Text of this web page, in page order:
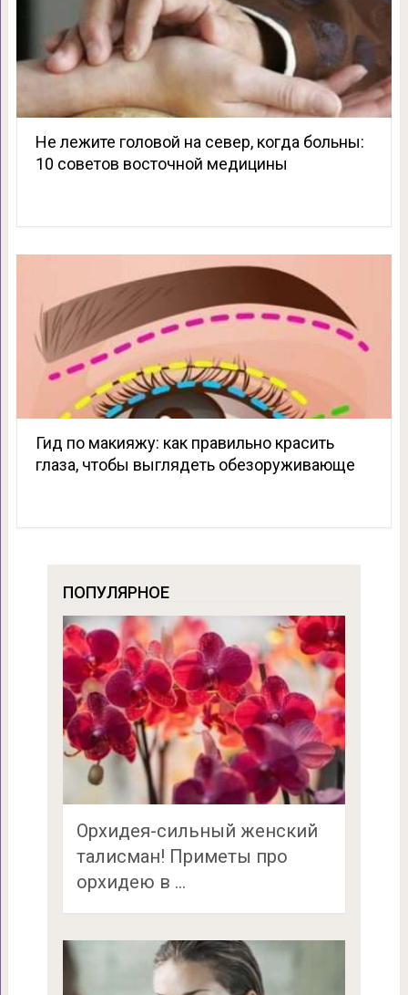
Не лежите головой на север, когда больны:
10 советов восточной медицины
Гид по макияжу: как правильно красить
глаза, чтобы выглядеть обезоруживающе
ПОПУЛЯРНОЕ
Орхидея-сильный женский
талисман! Приметы про
орхидею в …